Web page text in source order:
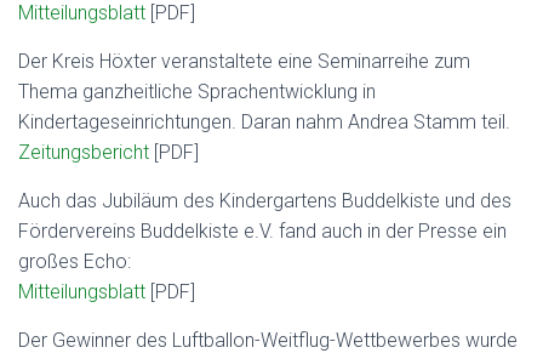
Mitteilungsblatt [PDF]
Der Kreis Höxter veranstaltete eine Seminarreihe zum
Thema ganzheitliche Sprachentwicklung in
Kindertageseinrichtungen. Daran nahm Andrea Stamm teil.
Zeitungsbericht [PDF]
Auch das Jubiläum des Kindergartens Buddelkiste und des
Fördervereins Buddelkiste e.V. fand auch in der Presse ein
großes Echo:
Mitteilungsblatt [PDF]
Der Gewinner des Luftballon-Weitflug-Wettbewerbes wurde